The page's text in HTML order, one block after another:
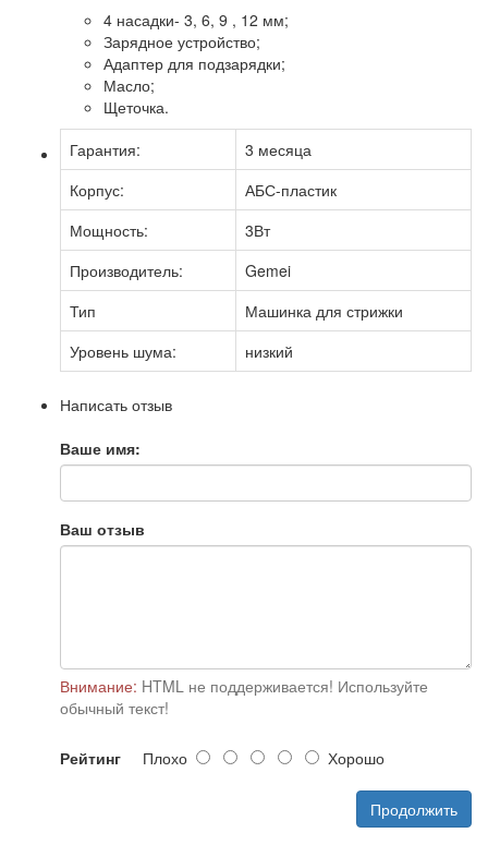
4 насадки- 3, 6, 9 , 12 мм;
Зарядное устройство;
Адаптер для подзарядки;
Масло;
Щеточка.
Гарантия:
3 месяца
Корпус:
АБС-пластик
Мощность:
3Вт
Производитель:
Gemei
Тип
Машинка для стрижки
Уровень шума:
низкий
Написать отзыв
Ваше имя:
Ваш отзыв
Внимание: HTML не поддерживается! Используйте
обычный текст!
Рейтинг Плохо Хорошо
Продолжить